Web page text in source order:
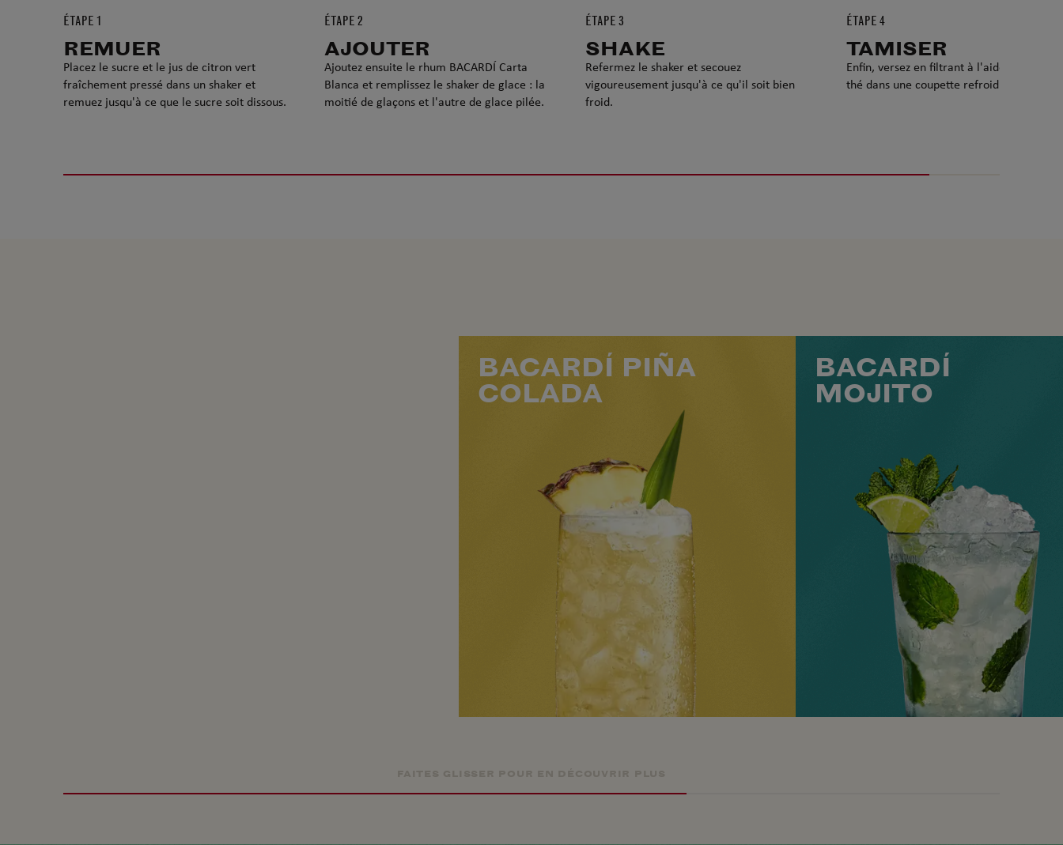
ÉTAPE 1
REMUER
Placez le sucre et le jus de citron vert
fraîchement pressé dans un shaker et
remuez jusqu'à ce que le sucre soit dissous.
ÉTAPE 2
AJOUTER
Ajoutez ensuite le rhum BACARDÍ Carta
Blanca et remplissez le shaker de glace : la
moitié de glaçons et l'autre de glace pilée.
ÉTAPE 3
SHAKE
Refermez le shaker et secouez
vigoureusement jusqu'à ce qu'il soit bien
froid.
ÉTAPE 4
TAMISER
Enfin, versez en filtrant à l'aide d'un filtre
thé dans une coupette refroidie.
BACARDÍ PIÑA
COLADA
BACARDÍ
MOJITO